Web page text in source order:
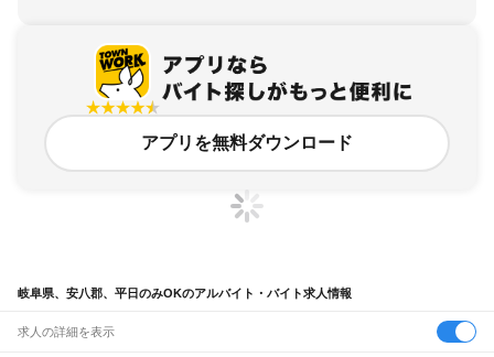
アプリを無料ダウンロード
岐阜県、安八郡、平日のみOKのアルバイト・バイト求人情報
求人の詳細を表示